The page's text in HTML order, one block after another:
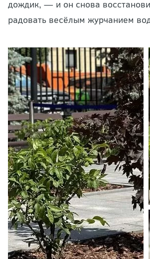
дождик, — и он снова
радовать весёлым журчанием